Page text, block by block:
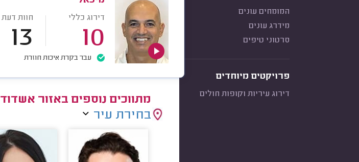
המומחים עונים
מידרג עונים
סרטוני טיפים
פרויקטים מיוחדים
דירוג עיריות וקופות חולים
דירוג כללי
10
חוות דעת
13
עבר בקרת איכות חוזרת
מתווכים נוספים באזור אשדוד
בחירת עיר